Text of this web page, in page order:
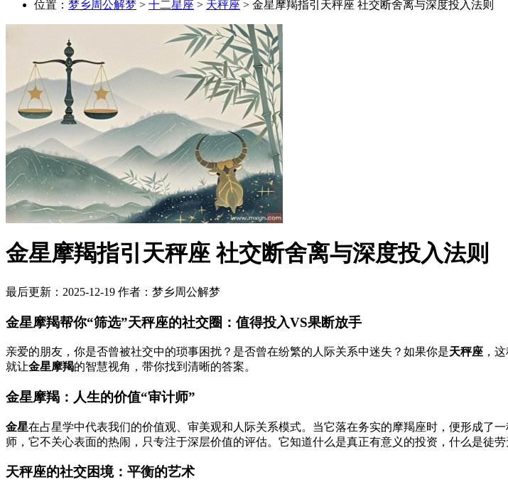
位置： 梦乡周公解梦 > 十二星座 > 天秤座 > 金星摩羯指引天秤座 社交断舍离与深度投入法则
金星摩羯指引天秤座 社交断舍离与深度投入法则
最后更新：2025-12-19 作者：梦乡周公解梦
金星摩羯帮你“筛选”天秤座的社交圈：值得投入VS果断放手
亲爱的朋友，你是否曾被社交中的琐事困扰？是否曾在纷繁的人际关系中迷失？如果你是天秤座 ，
就让金星摩羯的智慧视角，带你找到清晰的答案。
金星摩羯：人生的价值“审计师”
金星在占星学中代表我们的价值观、审美观和人际关系模式。当它落在务实的摩羯座时，便形成了一
师，它不关心表面的热闹，只专注于深层价值的评估。它知道什么是真正有意义的投资，什么是徒
天秤座的社交困境：平衡的艺术